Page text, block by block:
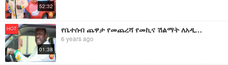
52:32
HOT
01:38
የቤተሰብ ጨዋታ የመጨረሻ የመኪና ሽልማት ለአዲስ ዓመት ዕለት ይጠብቁን/Yebetseb Chewata Final NY Special Promo
6 years ago